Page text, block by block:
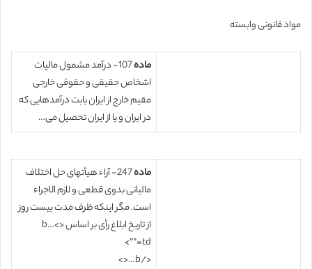
مواد قانونی وابسته
ماده
107- درآمد مشمول مالیات
اشخاص حقیقی و حقوقی خارجی
مقیم خارج از ایران بابت درآمدهایی که
در ایران و یا از ایران تحصیل می…
ماده
247- آراء هیأتهای حل اختلاف
مالیاتی بدوی قطعی و لازم الاجراء
است. مگر اینکه ظرف مدت بیست روز
از تاریخ ابلاغ رأی بر اساس <b…<
td=””>
</b…<>